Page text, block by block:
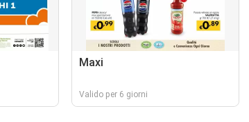
Maxi
Valido per 6 giorni